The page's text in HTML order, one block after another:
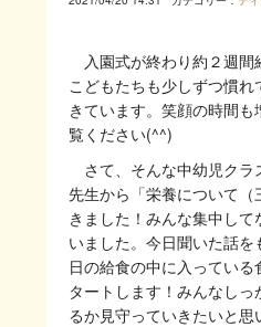
入園式が終わり約２週間
こどもたちも少しずつ慣
きています。笑顔の時間
覧ください(^^)
さて、そんな中幼児クラ
先生から「栄養について
きました！みんな集中し
いました。今日聞いた話
日の給食の中に入ってい
タートします！みんなし
るか見守っていきたいと思